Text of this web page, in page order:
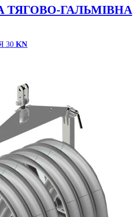
ТЯГОВО-ГАЛЬМІВНА
30 KN